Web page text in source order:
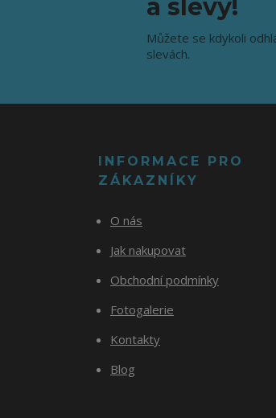
a slevy!
Můžete se kdykoli
slevách.
INFORMACE PRO
ZÁKAZNÍKY
O nás
Jak nakupovat
Obchodní podmínky
Fotogalerie
Kontakty
Blog